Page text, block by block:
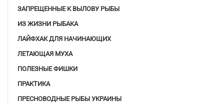
ЗАПРЕЩЕННЫЕ К ВЫЛОВУ РЫБЫ
ИЗ ЖИЗНИ РЫБАКА
ЛАЙФХАК ДЛЯ НАЧИНАЮЩИХ
ЛЕТАЮЩАЯ МУХА
ПОЛЕЗНЫЕ ФИШКИ
ПРАКТИКА
ПРЕСНОВОДНЫЕ РЫБЫ УКРАИНЫ